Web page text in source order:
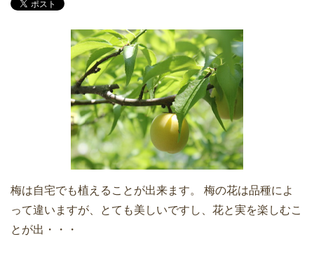
梅は自宅でも植えることが出来ます。 梅の花は品種によ
って違いますが、とても美しいですし、花と実を楽しむこ
とが出・・・